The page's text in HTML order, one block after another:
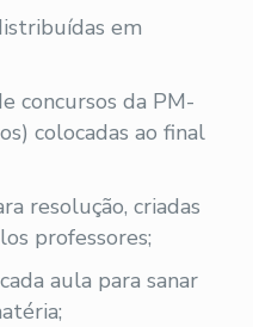
em
concursos da PM-
colocadas ao final
resolução, criadas
professores;
aula para sanar